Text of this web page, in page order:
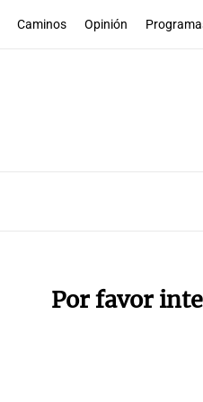
Caminos Opinión
Por favor